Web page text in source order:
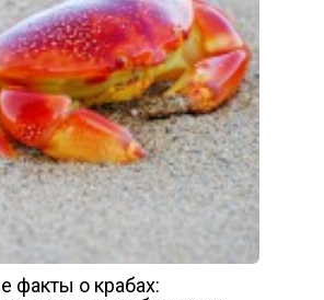
факты о крабах: